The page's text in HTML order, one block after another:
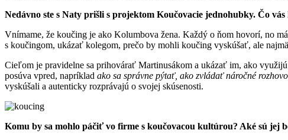
Nedávno ste s Naty prišli s projektom Koučovacie jednohubky. Čo
Vnímame, že koučing je ako Kolumbova žena. Každý o ňom hovorí, no
s koučingom, ukázať kolegom, prečo by mohli koučing vyskúšať, ale
Cieľom je pravidelne sa prihovárať Martinusákom a ukázať im, ako
posúva vpred, napríklad ako sa správne pýtať, ako zvládať náročné
vyskúšali a autenticky rozprávajú o svojej skúsenosti.
Komu by sa mohlo páčiť vo firme s koučovacou kultúrou? Aké sú jej